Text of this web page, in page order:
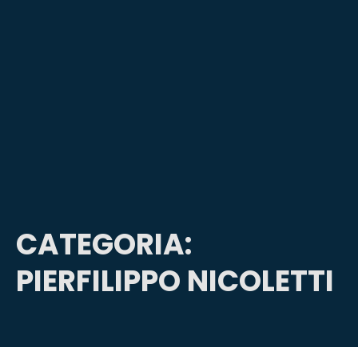
CATEGORIA:
PIERFILIPPO NICOLETTI